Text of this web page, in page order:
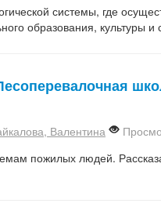
системы, где
образования, культуры и
Валентина
пожилых людей.